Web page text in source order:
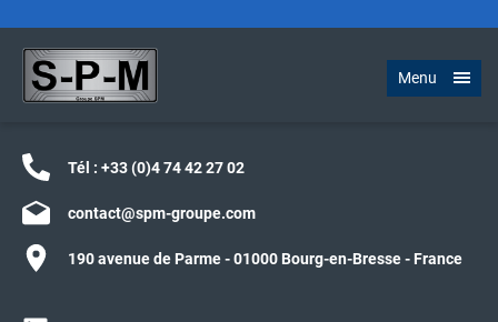
Menu
Tél : +33 (0)4 74 42 27 02
contact@spm-groupe.com
190 avenue de Parme - 01000 Bourg-en-Bresse - France